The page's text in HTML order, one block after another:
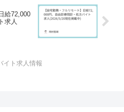
給72,000
求人
イト求人情報